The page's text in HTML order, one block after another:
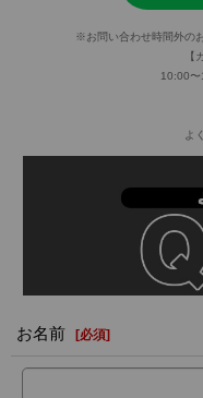
※お問い合わせ時間外の
【
10:00〜
よ
お名前 [必須]